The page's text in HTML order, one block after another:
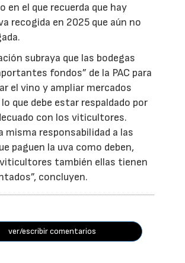
en el que recuerda que hay
recogida en 2025 que aún no
subraya que las bodegas
fondos” de la PAC para
el vino y ampliar mercados
que debe estar respaldado por
con los viticultores.
misma responsabilidad a las
paguen la uva como deben,
también ellas tienen
concluyen.
ver/escribir comentarios